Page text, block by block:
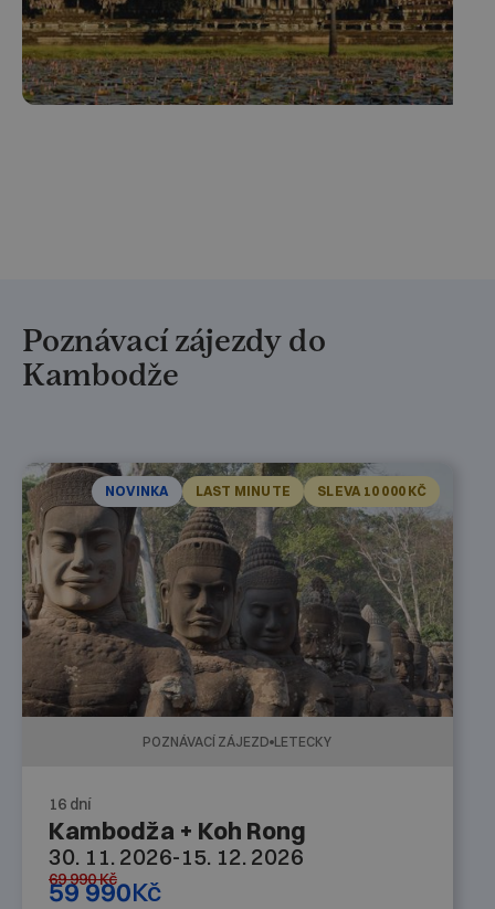
Poznávací zájezdy do
Kambodže
NOVINKA LAST MINUTE SLEVA 10 000 KČ
POZNÁVACÍ ZÁJEZD LETECKY
16 dní
Kambodža + Koh Rong
30. 11. 2026-15. 12. 2026
69 990Kč
59 990Kč